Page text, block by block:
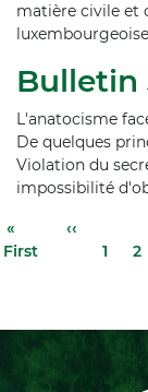
matière civile et
Bulletin
L'anatocisme
De quelques
Violation du
impossibilité
Pagination
Première
page
«
First
Page
‹‹
1
2